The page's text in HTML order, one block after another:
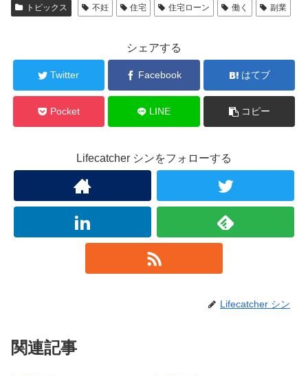
トピックス 不妊 住宅 住宅ローン 働く 副業
シェアする
Twitter Facebook はてブ
Pocket LINE コピー
Lifecatcher シンをフォローする
Lifecatcher シン
関連記事